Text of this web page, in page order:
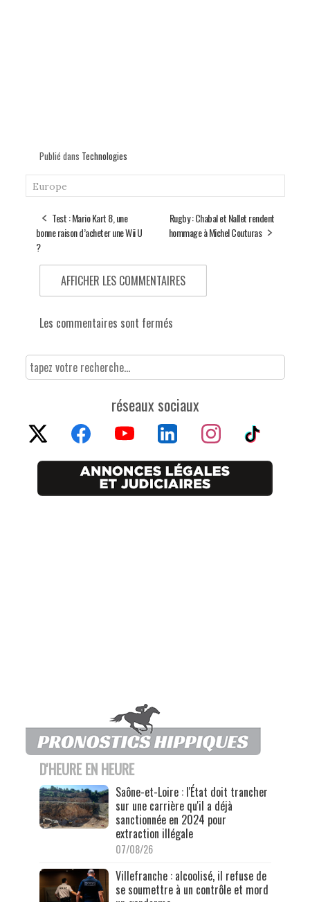
Publié dans Technologies
Europe
Test : Mario Kart 8, une
bonne raison d’acheter une Wii U
?
Rugby : Chabal et Nallet rendent
hommage à Michel Couturas
AFFICHER LES COMMENTAIRES
Les commentaires sont fermés
réseaux sociaux
D'HEURE EN HEURE
Saône-et-Loire : l'État doit trancher
sur une carrière qu'il a déjà
sanctionnée en 2024 pour
extraction illégale
07/08/26
Villefranche : alcoolisé, il refuse de
se soumettre à un contrôle et mord